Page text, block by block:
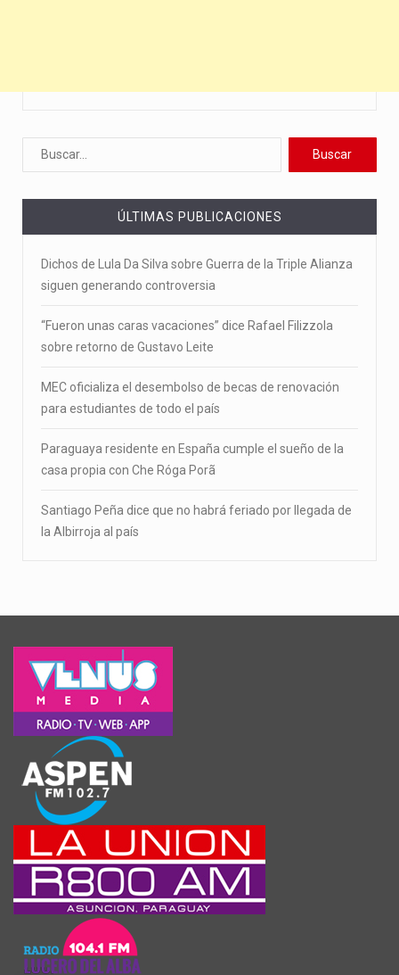
ÚLTIMAS PUBLICACIONES
Dichos de Lula Da Silva sobre Guerra de la Triple Alianza
siguen generando controversia
“Fueron unas caras vacaciones” dice Rafael Filizzola
sobre retorno de Gustavo Leite
MEC oficializa el desembolso de becas de renovación
para estudiantes de todo el país
Paraguaya residente en España cumple el sueño de la
casa propia con Che Róga Porã
Santiago Peña dice que no habrá feriado por llegada de
la Albirroja al país